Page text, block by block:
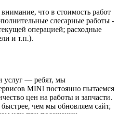
что в стоимость работ
слесарные работы -
операцией; расходные
и т.п.).
услуг — ребят, мы
MINI постоянно пытаемся
цен на работы и запчасти.
чем мы обновляем сайт,